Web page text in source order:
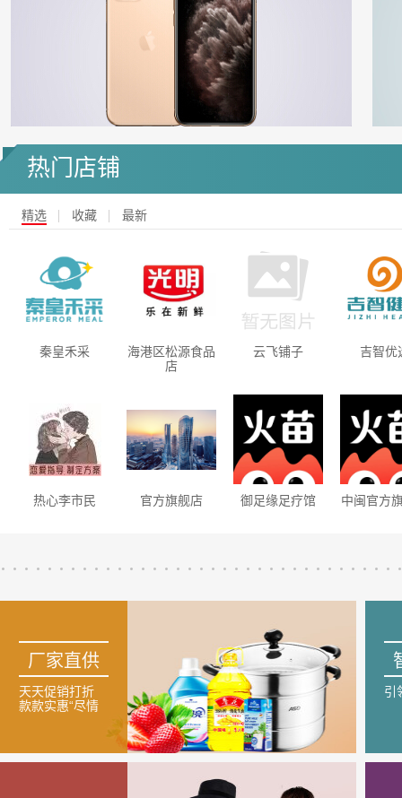
热门店铺
精选 收藏 最新
秦皇禾采
海港区松源食品
店
云飞铺子 吉智优
热心李市民 官方旗舰店 御足缘足疗馆 中闽官方
厂家直供
天天促销打折
款款实惠“尽情
引